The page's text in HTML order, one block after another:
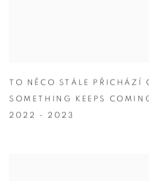
TO NĚCO STÁLE PŘICHÁZÍ
SOMETHING KEEPS
2022 - 2023